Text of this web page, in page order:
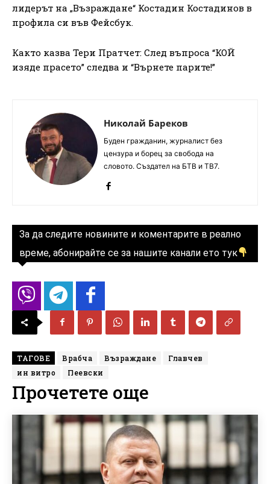
лидерът на „Възраждане“ Костадин Костадинов в
профила си във Фейсбук.
Както казва Тери Пратчет: След въпроса “КОЙ
изяде прасето” следва и “Върнете парите!”
Николай Бареков
Буден гражданин, журналист без
цензура и борец за свобода на
словото. Създател на БТВ и ТВ7.
За да следите новините и коментарите в реално
време, абонирайте се за нашите канали ето тук
ТАГОВЕ Врабча Възраждане
Главчев
ин витро
Пеевски
Прочетете още